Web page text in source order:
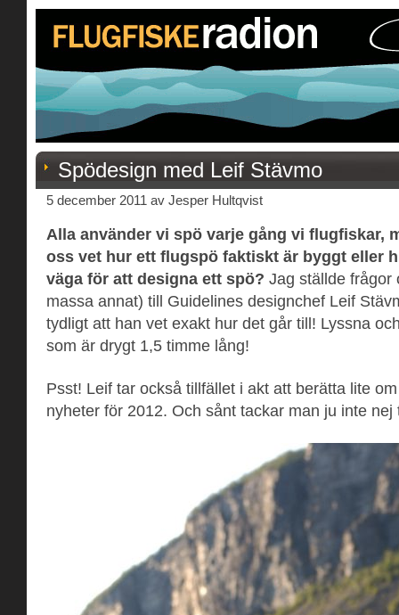
Spödesign med Leif Stävmo
5 december 2011 av Jesper Hultqvist
Alla använder vi spö varje gång vi flugfiskar,
oss vet hur ett flugspö faktiskt är byggt eller
väga för att designa ett spö? Jag ställde frågor
massa annat) till Guidelines designchef Leif
tydligt att han vet exakt hur det går till! Lyssna
som är drygt 1,5 timme lång!
Psst! Leif tar också tillfället i akt att berätta lite
nyheter för 2012. Och sånt tackar man ju inte nej